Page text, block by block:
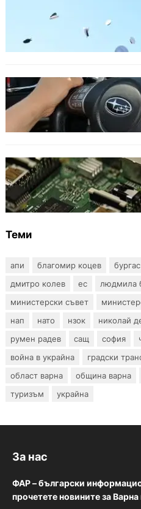
Варна
ОБЩЕСТВО
Възможни
след решение
ИКОНОМИКА
Кои българи се
от 2300 евро
Теми
апи благомир коцев бургас
дмитро колев
ес людмила
министерски съвет
нап
нато нзок николай
румен радев
сащ софия
война в украйна
градски
област варна
община варна
туризъм
украйна
За нас
ФАР – български
прочетете новините за